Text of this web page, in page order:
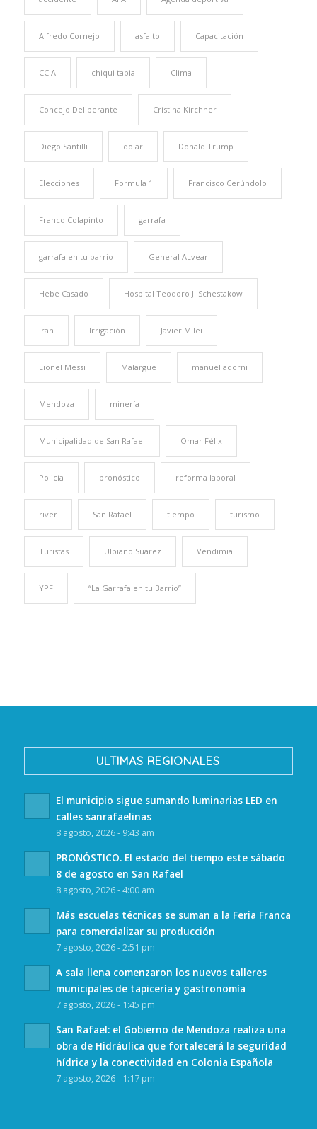
Alfredo Cornejo asfalto Capacitación
CCIA chiqui tapia Clima
Concejo Deliberante Cristina Kirchner
Diego Santilli dolar Donald Trump
Elecciones Formula 1 Francisco Cerúndolo
Franco Colapinto garrafa
garrafa en tu barrio General ALvear
Hebe Casado Hospital Teodoro J. Schestakow
Iran Irrigación Javier Milei
Lionel Messi Malargüe manuel adorni
Mendoza minería
Municipalidad de San Rafael Omar Félix
Policía pronóstico reforma laboral
river San Rafael tiempo turismo
Turistas Ulpiano Suarez Vendimia
YPF “La Garrafa en tu Barrio”
ULTIMAS REGIONALES
El municipio sigue sumando luminarias LED en
calles sanrafaelinas
8 agosto, 2026 - 9:43 am
PRONÓSTICO. El estado del tiempo este sábado
8 de agosto en San Rafael
8 agosto, 2026 - 4:00 am
Más escuelas técnicas se suman a la Feria Franca
para comercializar su producción
7 agosto, 2026 - 2:51 pm
A sala llena comenzaron los nuevos talleres
municipales de tapicería y gastronomía
7 agosto, 2026 - 1:45 pm
San Rafael: el Gobierno de Mendoza realiza una
obra de Hidráulica que fortalecerá la seguridad
hídrica y la conectividad en Colonia Española
7 agosto, 2026 - 1:17 pm